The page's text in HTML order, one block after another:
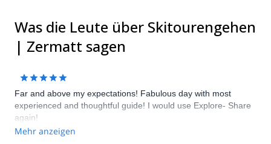
Was die Leute über Skitourengehen
| Zermatt sagen
Far and above my expectations! Fabulous day with most
experienced and thoughtful guide! I would use Explore- Share
again!
Mehr anzeigen